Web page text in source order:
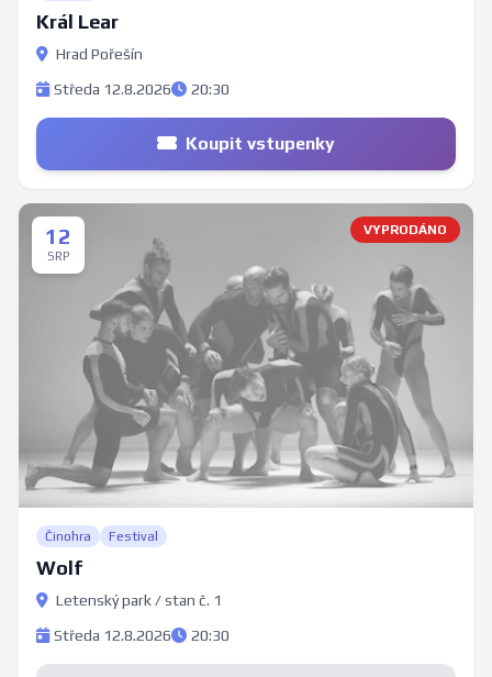
Král Lear
Hrad Pořešín
Středa 12.8.2026
20:30
Koupit vstupenky
12
SRP
VYPRODÁNO
Činohra Festival
Wolf
Letenský park / stan č. 1
Středa 12.8.2026
20:30